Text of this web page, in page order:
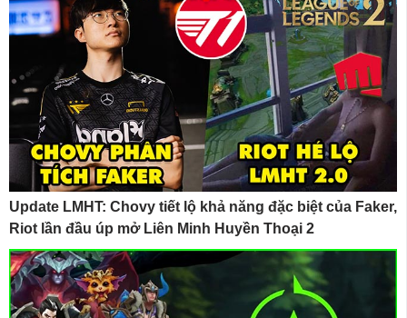
Update LMHT: Chovy tiết lộ khả năng đặc biệt của Faker,
Riot lần đầu úp mở Liên Minh Huyền Thoại 2